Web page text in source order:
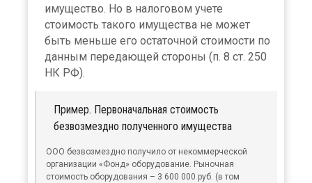
имущество. Но в налоговом учете
стоимость такого имущества не может
быть меньше его остаточной стоимости по
данным передающей стороны (п. 8 ст. 250
НК РФ).
Пример. Первоначальная стоимость
безвозмездно полученного имущества
ООО безвозмездно получило от некоммерческой
организации «Фонд» оборудование. Рыночная
стоимость оборудования – 3 600 000 руб. (в том